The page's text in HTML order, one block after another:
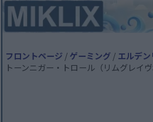
フロントページ /ゲーミング / エルデ
トーンニガー・トロール（リムグレイ